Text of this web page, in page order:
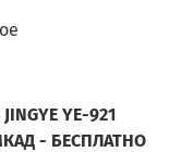
YE-921
- БЕСПЛАТНО